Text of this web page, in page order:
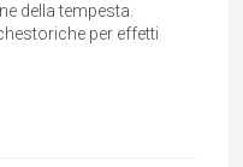
della tempesta.
per effetti